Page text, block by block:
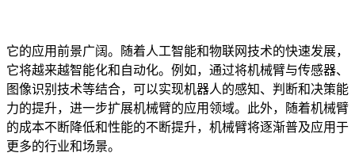
它的应用前景广阔。随着人工智能和物联网技术的快速发展，
它将越来越智能化和自动化。例如，通过将机械臂与传感器、
图像识别技术等结合，可以实现机器人的感知、判断和决策能
力的提升，进一步扩展机械臂的应用领域。此外，随着机械臂
的成本不断降低和性能的不断提升，机械臂将逐渐普及应用于
更多的行业和场景。